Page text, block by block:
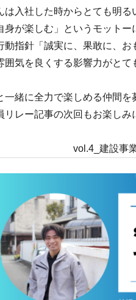
は入社した時からとても明る
身が楽しむ」というモットー
動指針「誠実に、果敢に、お
囲気を良くする影響力がと
一緒に全力で楽しめる仲間を
リレー記事の次回もお楽しみ
建設事業部（